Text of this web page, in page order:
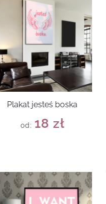
Plakat jesteś boska
od: 18 zł